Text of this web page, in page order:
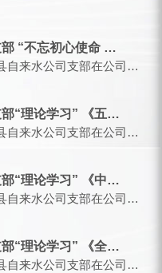
中共滑县自来水公司支部 “不忘初心使命 传承红色基因”主题党...
7月27日上午，中共滑县自来水公司支部在公司大会议室召开会议，组织开展“不忘初心使命 传承红色...
中共滑县自来水公司支部“理论学习” 《五起政绩观偏差典型案件...
7月24日上午，中共滑县自来水公司支部在公司大会议室召开会议，组织开展“理论学习”...
中共滑县自来水公司支部“理论学习” 《中央党的建设工作领导小...
7月17日上午，中共滑县自来水公司支部在公司大会议室召开会议，组织开展“理论学习”...
中共滑县自来水公司支部“理论学习” 《全省树立和践行正确政绩...
7月10日上午，中共滑县自来水公司支部在公司大会议室召开会议，组织开展“理论学习”...